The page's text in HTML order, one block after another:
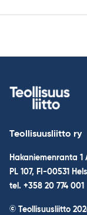
Teollisuusliitto ry
Hakaniemenranta 1
PL 107, FI-00531
tel. +358 20 774 001
© Teollisuusliitto